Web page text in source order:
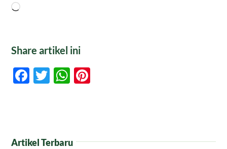
Memuat...
Share artikel ini
Facebook
TwitterWhatsApp
Artikel Terbaru